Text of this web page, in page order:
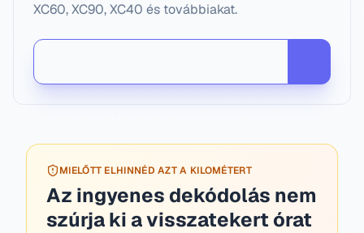
XC60, XC90, XC40 és továbbiakat.
MIELŐTT ELHINNÉD AZT A KILOMÉTERT
Az ingyenes dekódolás nem
szúrja ki a visszatekert órat